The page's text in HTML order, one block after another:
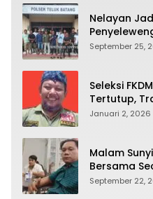
Nelayan
64.78809
September 25,
Seleksi
Tertutup,
Januari 2, 2026
Malam
Bersama
September 22,